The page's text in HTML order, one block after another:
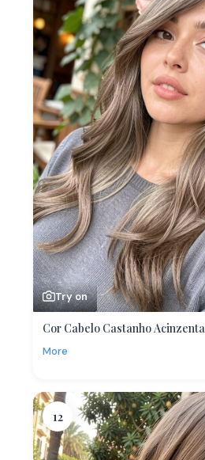
Try on
Cor Cabelo Castanho
More
12